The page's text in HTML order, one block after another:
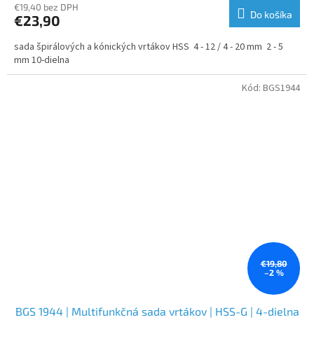
€19,40 bez DPH
€23,90 Do košíka
sada špirálových a kónických vrtákov HSS 4 - 12 / 4 - 20 mm 2 - 5
mm 10-dielna
€19,80
–2 %
BGS 1944 | Multifunkčná sada vrtákov | HSS-G | 4-dielna
Kód: BGS1944